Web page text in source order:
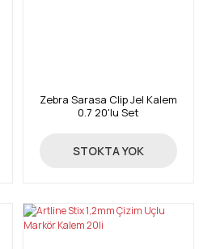
Zebra Sarasa Clip Jel Kalem
0.7 20'lu Set
178,91 TL
STOKTA YOK